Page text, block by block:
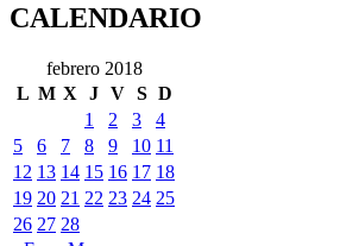
CALENDARIO
febrero 2018
L M X J V S D
1
2 3
4
5
6 7 8 9 10 11
12 13 14 15 16 17 18
19 20 21 22 23 24 25
26 27 28